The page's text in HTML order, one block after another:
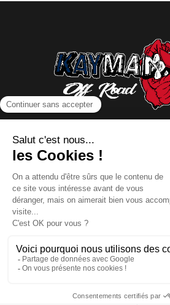
NOUS CONTACTER
INFORMATIONS
NOS PARTENAIRES
HORAIRES D'OUVERTURE